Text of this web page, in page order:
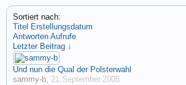
Sortiert nach:
Titel Erstellungsdatum
Antworten Aufrufe
Letzter Beitrag ↓
Und nun die Qual der Polsterwahl
sammy-b, 21.September.2005